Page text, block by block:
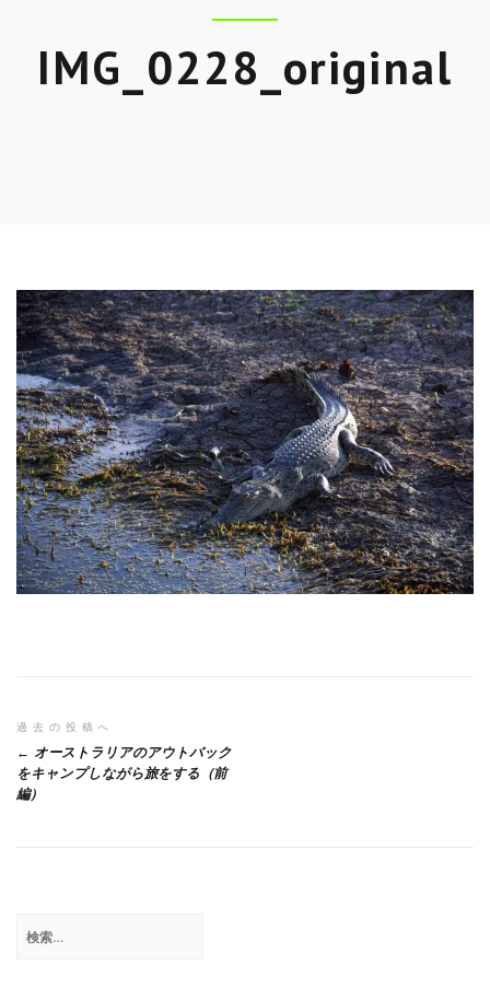
IMG_0228_original
投
稿
ナ
ー
シ
過去の投稿へ
オーストラリアのアウトバック
をキャンプしながら旅をする（前
編）
索: